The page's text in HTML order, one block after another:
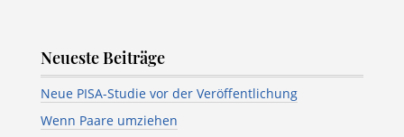
Neueste Beiträge
Neue PISA-Studie vor der Veröffentlichung
Wenn Paare umziehen